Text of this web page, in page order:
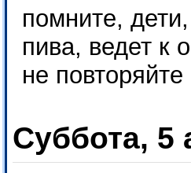
помните,
пива, ведет к
не
Суббота, 5